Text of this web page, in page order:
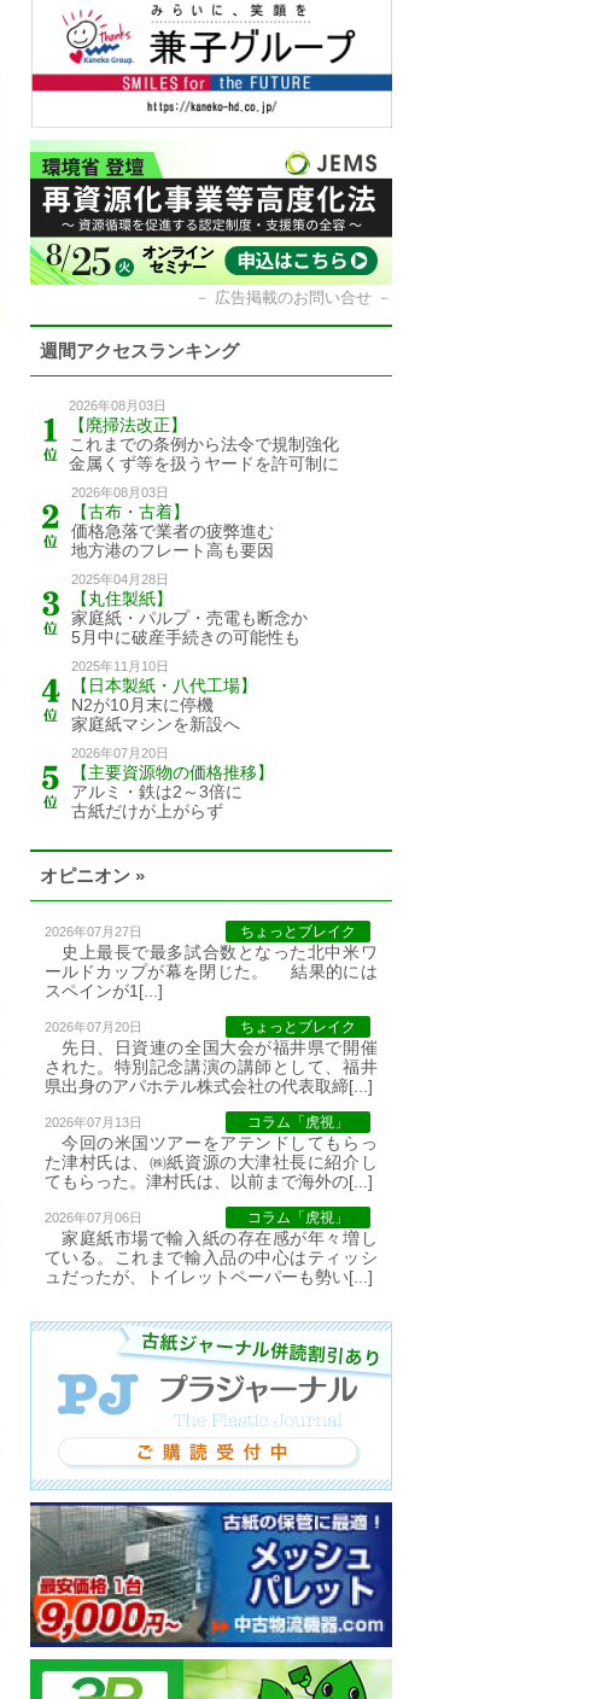
－ 広告掲載のお問い合せ－
週間アクセスランキング
2026年08月03日
【廃掃法改正】
これまでの条例から法令で規制強化
金属くず等を扱うヤードを許可制に
2026年08月03日
【古布・古着】
価格急落で業者の疲弊進む
地方港のフレート高も要因
2025年04月28日
【丸住製紙】
家庭紙・パルプ・売電も断念か
5月中に破産手続きの可能性も
2025年11月10日
【日本製紙・八代工場】
N2が10月末に停機
家庭紙マシンを新設へ
2026年07月20日
【主要資源物の価格推移】
アルミ・鉄は2～3倍に
古紙だけが上がらず
オピニオン »
2026年07月27日 ちょっとブレイク
史上最長で最多試合数となった北中米ワ
ールドカップが幕を閉じた。 結果的には
スペインが1[...]
2026年07月20日 ちょっとブレイク
先日、日資連の全国大会が福井県で開催
された。特別記念講演の講師として、福井
県出身のアパホテル株式会社の代表取締[...]
2026年07月13日 コラム「虎視」
今回の米国ツアーをアテンドしてもらっ
た津村氏は、㈱紙資源の大津社長に紹介し
てもらった。津村氏は、以前まで海外の[...]
2026年07月06日 コラム「虎視」
家庭紙市場で輸入紙の存在感が年々増し
ている。これまで輸入品の中心はティッシ
ュだったが、トイレットペーパーも勢い[...]